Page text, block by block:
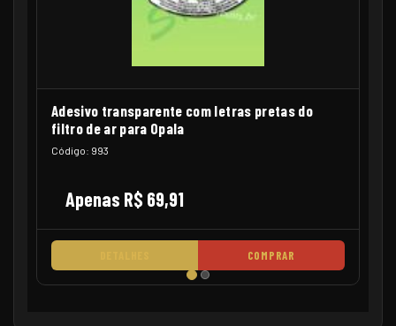
Adesivo transparente com letras pretas do
filtro de ar para Opala
Código: 993
Apenas R$ 69,91
COMPRAR